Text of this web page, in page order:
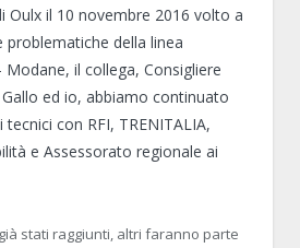
Oulx il 10 novembre 2016 volto a
della linea
il collega, Consigliere
ed io, abbiamo continuato
con RFI, TRENITALIA,
e Assessorato regionale ai
stati raggiunti, altri faranno parte